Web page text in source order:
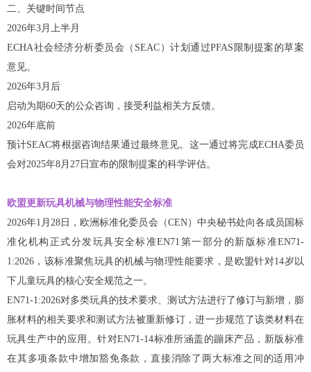
二、关键时间节点
‌2026年3月上半月
ECHA社会经济分析委员会（SEAC）计划通过PFAS限制提案的草案
意见。
‌2026年3月后
启动为期60天的公众咨询，接受利益相关方反馈。
2026年底前
预计SEAC将根据咨询结果通过最终意见。这一通过将完成ECHA委员
会对2025年8月27日宣布的限制提案的科学评估。
欧盟更新玩具机械与物理性能安全标准
2026年1月28日，欧洲标准化委员会（CEN）中央秘书处向各成员国标
准化机构正式分发玩具安全标准EN71第一部分的新版标准EN71-
1:2026，该标准聚焦玩具的机械与物理性能要求，是欧盟针对14岁以
下儿童玩具的核心安全规范之一。
EN71-1:2026对多类玩具的技术要求、测试方法进行了修订与新增，膨
胀材料的相关要求和测试方法被重新修订，进一步规范了该类材料在
玩具生产中的应用。针对EN71-14标准所涵盖的蹦床产品，新版标准
在其多项条款中增加豁免条款，直接消除了两大标准之间的适用冲